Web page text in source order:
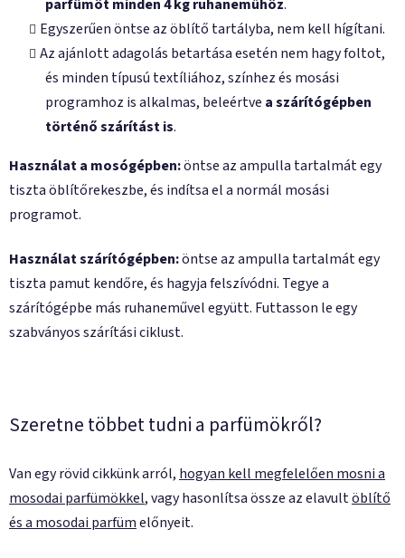
parfümöt minden 4 kg ruhaneműhöz.
Egyszerűen öntse az öblítő tartályba, nem kell hígítani.
Az ajánlott adagolás betartása esetén nem hagy foltot,
és minden típusú textíliához, színhez és mosási
programhoz is alkalmas, beleértve a szárítógépben
történő szárítást is.
Használat a mosógépben:öntse az ampulla tartalmát egy
tiszta öblítőrekeszbe, és indítsa el a normál mosási
programot.
Használat szárítógépben:öntse az ampulla tartalmát egy
tiszta pamut kendőre, és hagyja felszívódni. Tegye a
szárítógépbe más ruhaneművel együtt. Futtasson le egy
szabványos szárítási ciklust.
Szeretne többet tudni a parfümökről?
Van egy rövid cikkünk arról, hogyan kell megfelelően mosni a
mosodai parfümökkel, vagy hasonlítsa össze az elavultöblítő
és a mosodai parfümelőnyeit.